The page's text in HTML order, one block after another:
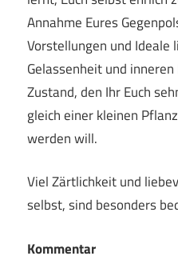
Annahme Eures
Vorstellungen und Ideale
Gelassenheit und
Zustand, den Ihr Euch
gleich einer kleinen
werden will.
Viel Zärtlichkeit und
selbst, sind besonders
Kommentar